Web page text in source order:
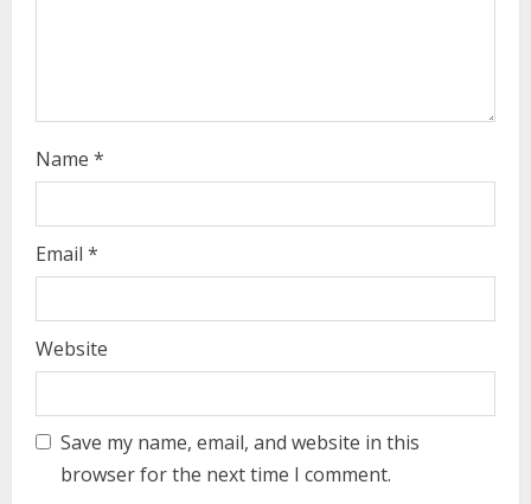
Name *
Email *
Website
Save my name, email, and website in this
browser for the next time I comment.